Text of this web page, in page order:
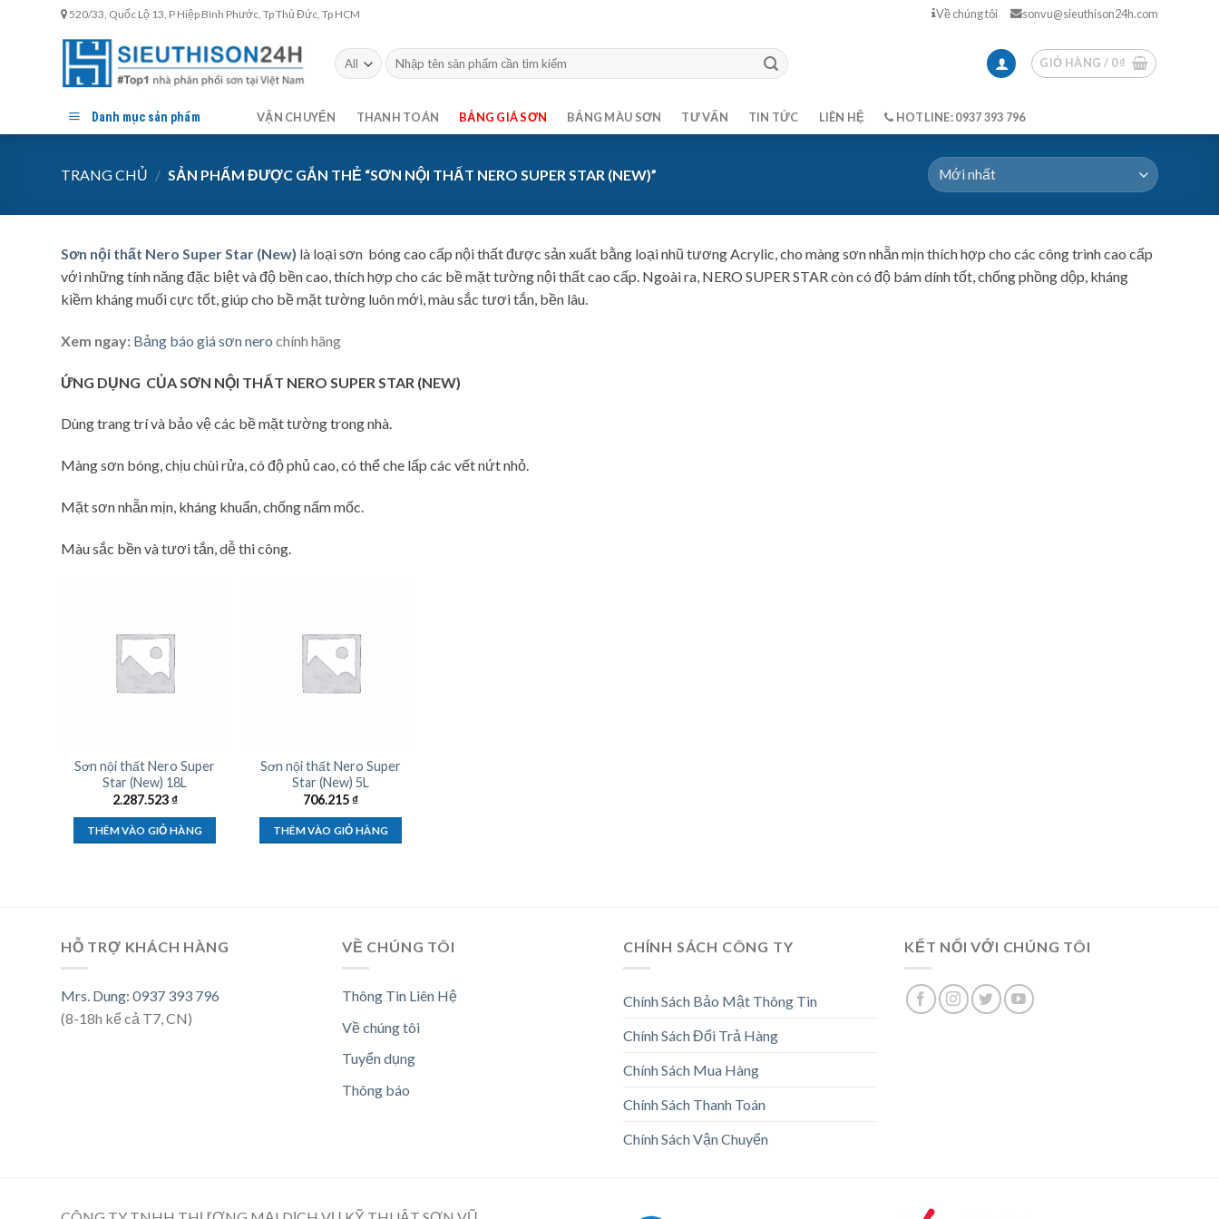
520/33, Quốc Lộ 13, P Hiệp Bình Phước, Tp Thủ Đức, Tp HCM Về chúng tôi sonvu@sieuthison24h.com
Tìm
kiếm:
GIỎ HÀNG / 0₫
Danh mục sản phẩm VẬN CHUYỂN THANH TOÁN BẢNG GIÁ SƠN BẢNG MÀU SƠN TƯ VẤN TIN TỨC LIÊN HỆ HOTLINE: 0937 393 796
TRANG CHỦ / SẢN PHẨM ĐƯỢC GẮN THẺ “SƠN NỘI THẤT NERO SUPER STAR (NEW)”
Sơn nội thất Nero Super Star (New) là loại sơn bóng cao cấp nội thất được sản xuất bằng loại nhũ tương Acrylic, cho màng sơn nhẵn mịn thích hợp cho các công trình cao cấp
với những tính năng đặc biệt và độ bền cao, thích hợp cho các bề mặt tường nội thất cao cấp. Ngoài ra, NERO SUPER STAR còn có độ bám dính tốt, chống phồng dộp, kháng
kiềm kháng muối cực tốt, giúp cho bề mặt tường luôn mới, màu sắc tươi tắn, bền lâu.
Xem ngay: Bảng báo giá sơn nero chính hãng
ỨNG DỤNG CỦA SƠN NỘI THẤT NERO SUPER STAR (NEW)
Dùng trang trí và bảo vệ các bề mặt tường trong nhà.
Màng sơn bóng, chịu chùi rửa, có độ phủ cao, có thể che lấp các vết nứt nhỏ.
Mặt sơn nhẵn mịn, kháng khuẩn, chống nấm mốc.
Màu sắc bền và tươi tắn, dễ thi công.
Sơn nội thất Nero Super
Star (New) 18L
2.287.523₫
THÊM VÀO GIỎ HÀNG
Sơn nội thất Nero Super
Star (New) 5L
706.215₫
THÊM VÀO GIỎ HÀNG
HỖ TRỢ KHÁCH HÀNG
Mrs. Dung: 0937 393 796
(8-18h kể cả T7, CN)
VỀ CHÚNG TÔI
Thông Tin Liên Hệ
Về chúng tôi
Tuyển dụng
Thông báo
CHÍNH SÁCH CÔNG TY
Chính Sách Bảo Mật Thông Tin
Chính Sách Đổi Trả Hàng
Chính Sách Mua Hàng
Chính Sách Thanh Toán
Chính Sách Vận Chuyển
KẾT NỐI VỚI CHÚNG TÔI